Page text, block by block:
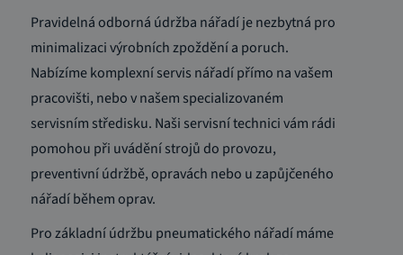
Pravidelná odborná údržba nářadí je nezbytná pro
minimalizaci výrobních zpoždění a poruch.
Nabízíme komplexní servis nářadí přímo na vašem
pracovišti, nebo v našem specializovaném
servisním středisku. Naši servisní technici vám rádi
pomohou při uvádění strojů do provozu,
preventivní údržbě, opravách nebo u zapůjčeného
nářadí během oprav.
Pro základní údržbu pneumatického nářadí máme